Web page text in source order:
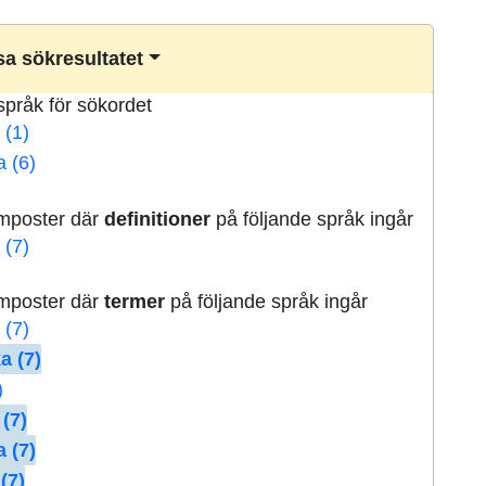
sökresultatet
för sökordet
(1)
(6)
därdefinitioner på följande språk ingår
(7)
därtermer på följande språk ingår
(7)
(7)
(7)